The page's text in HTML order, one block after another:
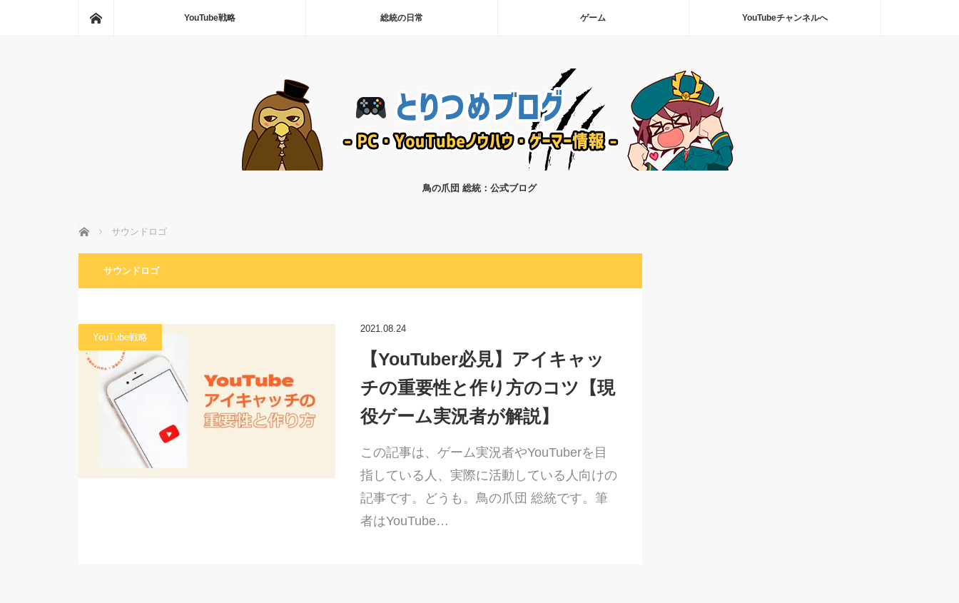
YouTube戦略 総統の日常 ゲーム YouTubeチャンネルへ
鳥の爪団 総統：公式ブログ
ホーム サウンドロゴ
サウンドロゴ
YouTube戦略
2021.08.24
【YouTuber必見】アイキャッ
チの重要性と作り方のコツ【現
役ゲーム実況者が解説】
この記事は、ゲーム実況者やYouTuberを目
指している人、実際に活動している人向けの
記事です。どうも。鳥の爪団 総統です。筆
者はYouTube…